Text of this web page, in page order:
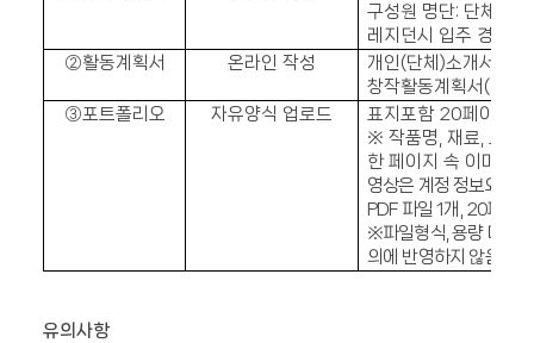
구성원 명단: 단체인
레지던시 입주 경력 등
②활동계획서 온라인 작성 개인(단체 )소개서
창작활동계획서 (
③포트폴리오 자유양식 업로드 표지포함 20페이지
※ 작품명, 재료, 크기
한 페이지 속 이미지
영상은 계정 정보와(링
PDF 파일1개 , 20페이
※파일형식, 용량 미준
의에 반영하지 않음
유의사항